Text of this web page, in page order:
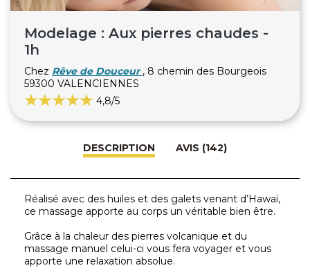
Modelage : Aux pierres chaudes -
1h
Chez Rêve de Douceur , 8 chemin des Bourgeois
59300 VALENCIENNES
4,8/5
DESCRIPTION AVIS (142)
Réalisé avec des huiles et des galets venant d’Hawaï,
ce massage apporte au corps un véritable bien être.
Grâce à la chaleur des pierres volcanique et du
massage manuel celui-ci vous fera voyager et vous
apporte une relaxation absolue.